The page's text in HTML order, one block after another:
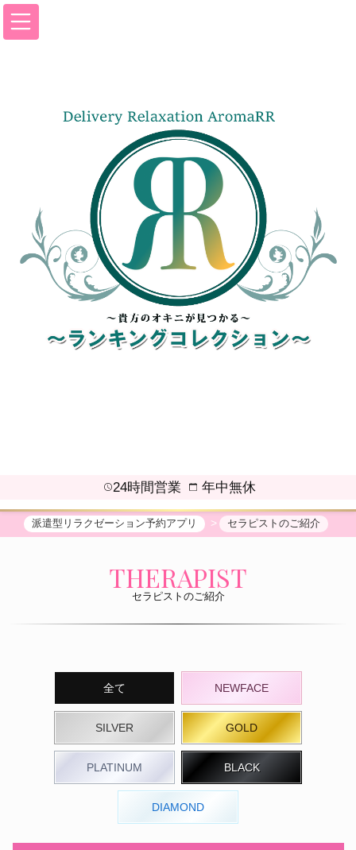
24時間営業 年中無休
派遣型リラクゼーション予約アプリ セラピストのご紹介
THERAPIST
セラピストのご紹介
全て NEWFACE
SILVER GOLD
PLATINUM BLACK
DIAMOND